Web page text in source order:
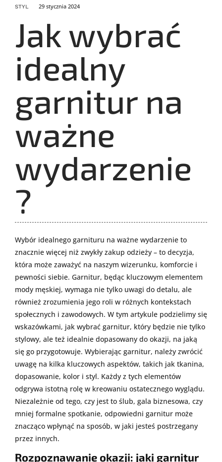
STYL 29 stycznia 2024
Jak wybrać
idealny
garnitur na
ważne
wydarzenie
?
Wybór idealnego garnituru na ważne wydarzenie to
znacznie więcej niż zwykły zakup odzieży – to decyzja,
która może zaważyć na naszym wizerunku, komforcie i
pewności siebie. Garnitur, będąc kluczowym elementem
mody męskiej, wymaga nie tylko uwagi do detalu, ale
również zrozumienia jego roli w różnych kontekstach
społecznych i zawodowych. W tym artykule podzielimy się
wskazówkami, jak wybrać garnitur, który będzie nie tylko
stylowy, ale też idealnie dopasowany do okazji, na jaką
się go przygotowuje. Wybierając garnitur, należy zwrócić
uwagę na kilka kluczowych aspektów, takich jak tkanina,
dopasowanie, kolor i styl. Każdy z tych elementów
odgrywa istotną rolę w kreowaniu ostatecznego wyglądu.
Niezależnie od tego, czy jest to ślub, gala biznesowa, czy
mniej formalne spotkanie, odpowiedni garnitur może
znacząco wpłynąć na sposób, w jaki jesteś postrzegany
przez innych.
Rozpoznawanie okazji: jaki garnitur